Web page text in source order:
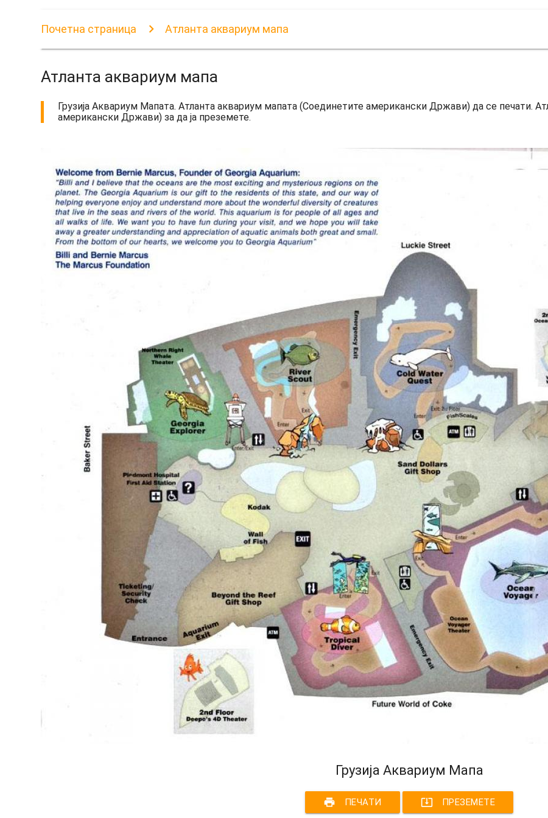
Почетна страница Атланта аквариум мапа
Атланта аквариум мапа
Грузија Аквариум Мапата. Атланта аквариум мапата (Соединетите американски Држави) да се печати.
американски Држави) за да ја преземете.
Грузија Аквариум Мапа
print ПЕЧАТИ system_update_alt ПРЕЗЕМЕТЕ